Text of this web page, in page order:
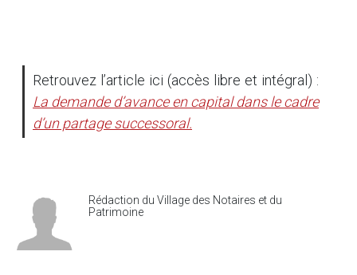
Retrouvez l’article ici (accès libre et intégral) :
La demande d’avance en capital dans le cadre
d’un partage successoral.
Rédaction du Village des Notaires et du
Patrimoine